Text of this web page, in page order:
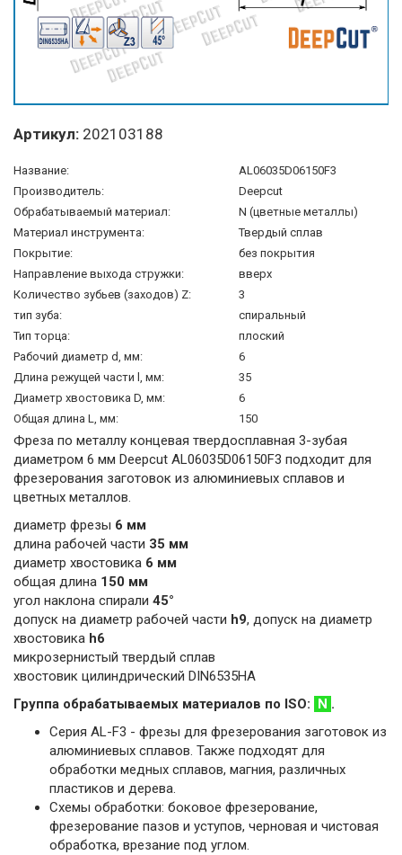
Артикул: 202103188
Название:
AL06035D06150F3
Производитель:
Deepcut
Обрабатываемый материал:
N (цветные металлы)
Материал инструмента:
Твердый сплав
Покрытие:
без покрытия
Направление выхода стружки:
вверх
Количество зубьев (заходов) Z:
3
тип зуба:
спиральный
Тип торца:
плоский
Рабочий диаметр d, мм:
6
Длина режущей части l, мм:
35
Диаметр хвостовика D, мм:
6
Общая длина L, мм:
150
Фреза по металлу концевая твердосплавная 3-зубая
диаметром 6 мм Deepcut AL06035D06150F3 подходит для
фрезерования заготовок из алюминиевых сплавов и
цветных металлов.
диаметр фрезы 6 мм
длина рабочей части 35 мм
диаметр хвостовика 6 мм
общая длина 150 мм
угол наклона спирали 45°
допуск на диаметр рабочей части h9, допуск на диаметр
хвостовика h6
микрозернистый твердый сплав
хвостовик цилиндрический DIN6535HA
Группа обрабатываемых материалов по ISO: N .
Серия AL-F3 - фрезы для фрезерования заготовок из
алюминиевых сплавов. Также подходят для
обработки медных сплавов, магния, различных
пластиков и дерева.
Схемы обработки: боковое фрезерование,
фрезерование пазов и уступов, черновая и чистовая
обработка, врезание под углом.